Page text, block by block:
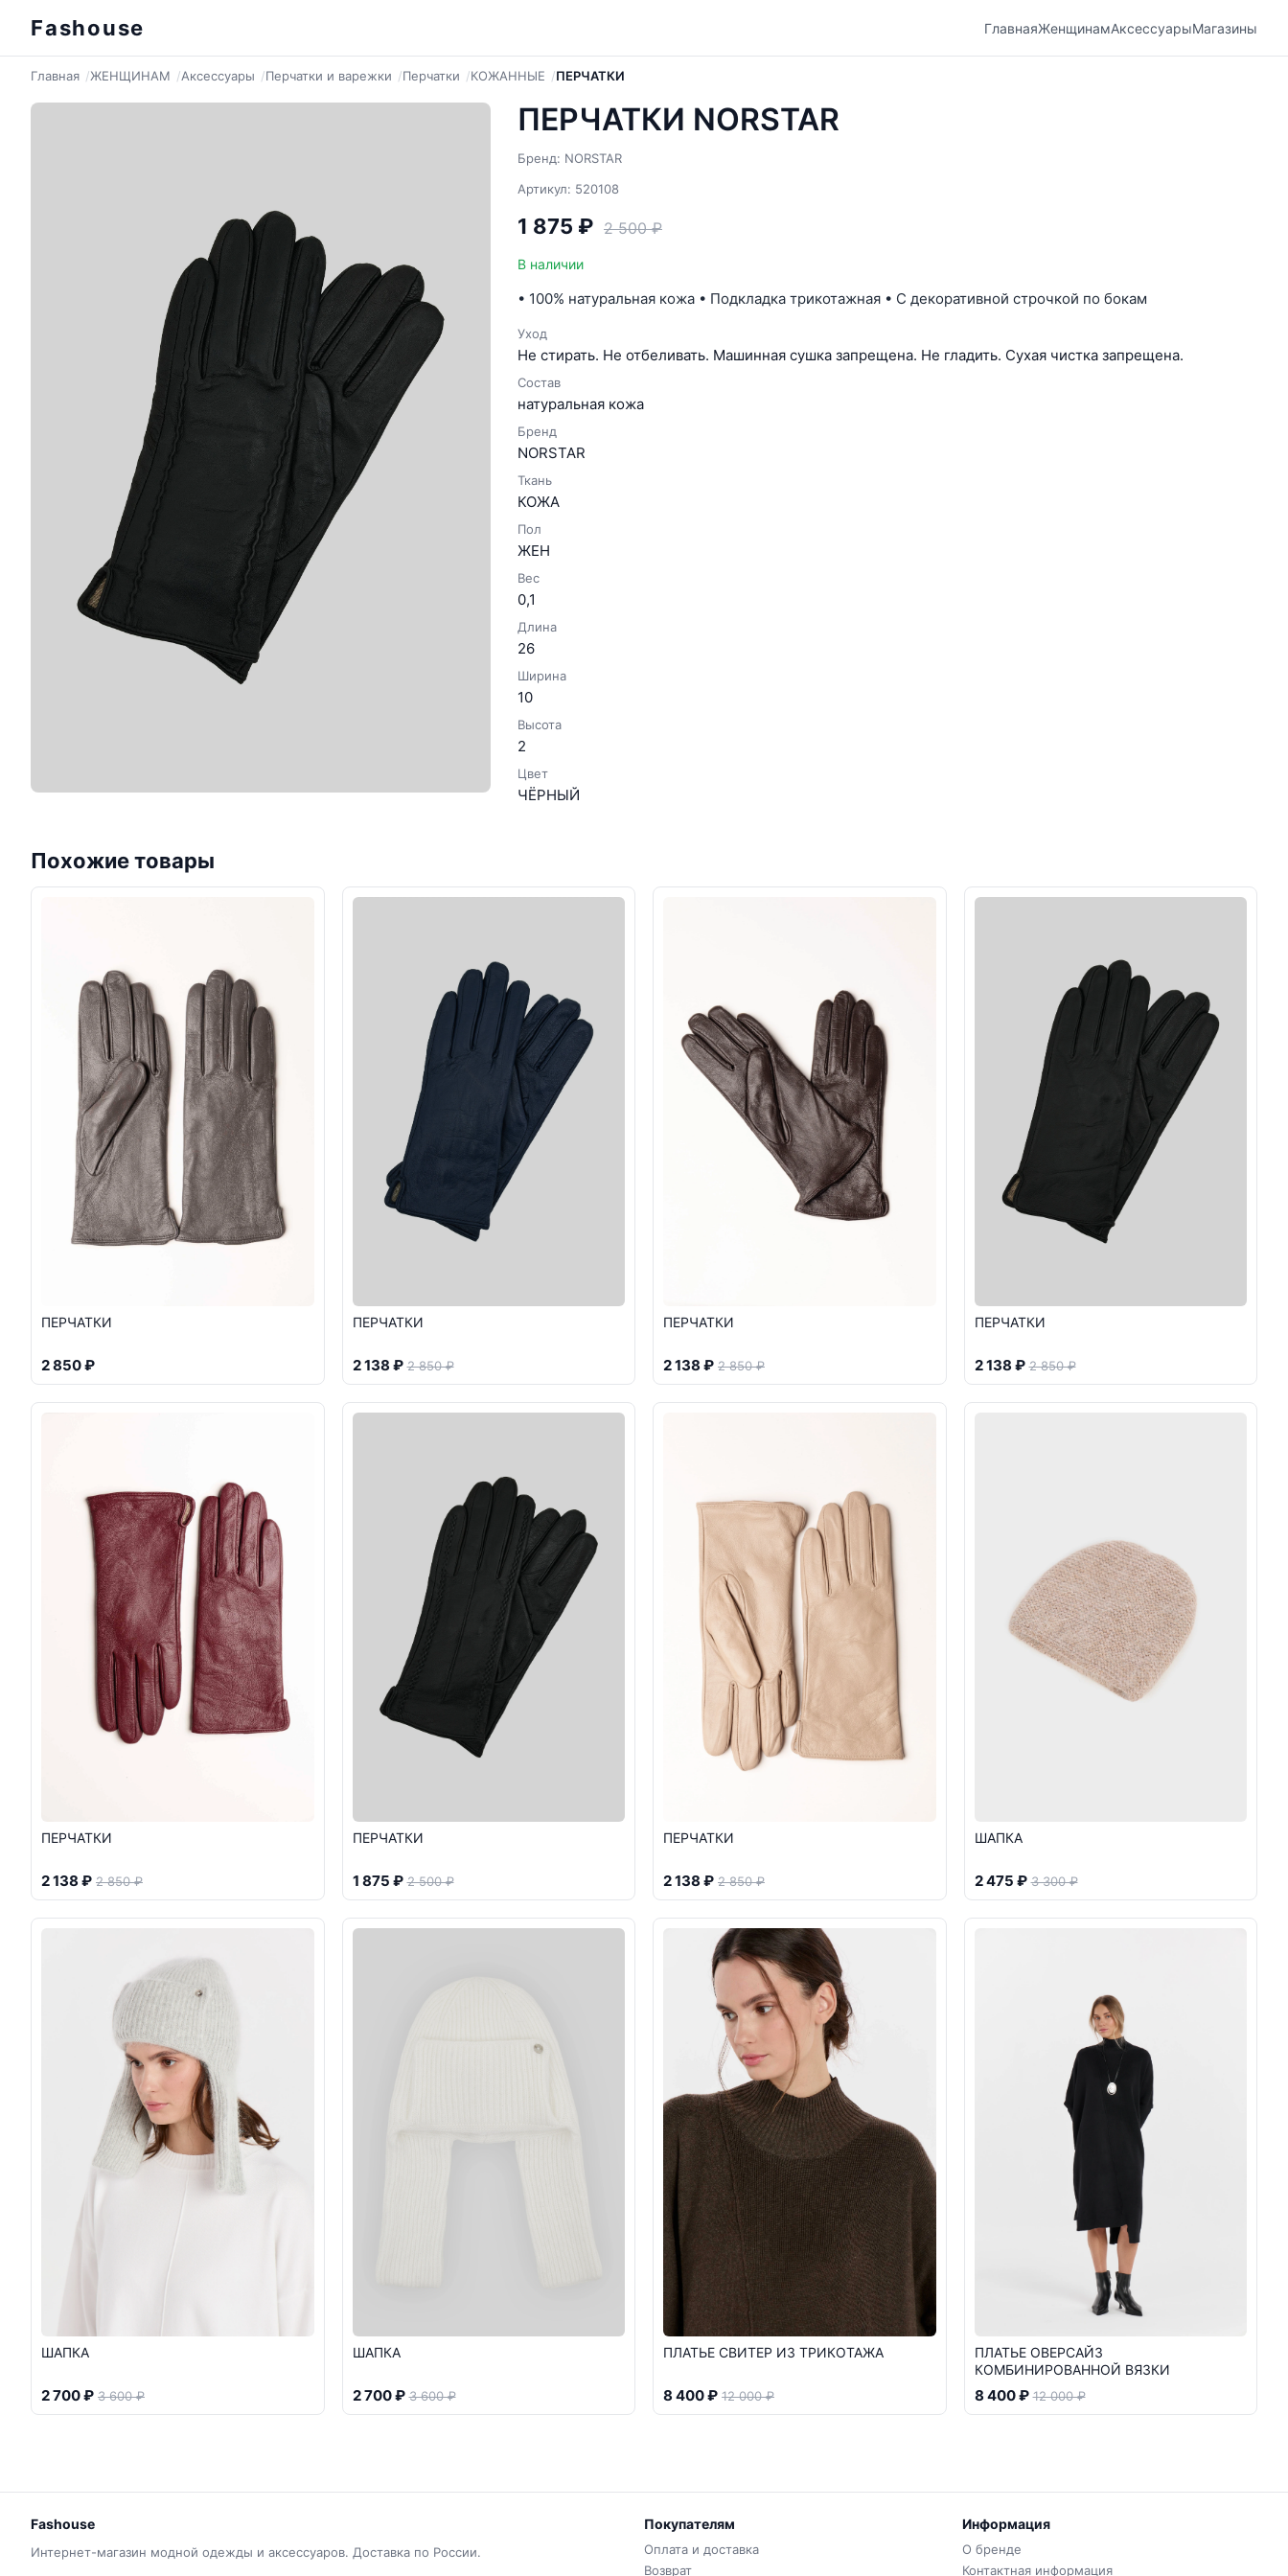
Fashouse ГлавнаяЖенщинамАксессуарыМагазины
Главная ЖЕНЩИНАМ Аксессуары Перчатки и варежки Перчатки КОЖАННЫЕ ПЕРЧАТКИ
ПЕРЧАТКИ NORSTAR
Бренд: NORSTAR
Артикул: 520108
1 875 ₽ 2 500 ₽
В наличии
• 100% натуральная кожа • Подкладка трикотажная • С декоративной строчкой по бокам
Уход
Не стирать. Не отбеливать. Машинная сушка запрещена. Не гладить. Сухая чистка запрещена.
Состав
натуральная кожа
Бренд
NORSTAR
Ткань
КОЖА
Пол
ЖЕН
Вес
0,1
Длина
26
Ширина
10
Высота
2
Цвет
ЧЁРНЫЙ
Похожие товары
ПЕРЧАТКИ
2 850 ₽
ПЕРЧАТКИ
2 138 ₽ 2 850 ₽
ПЕРЧАТКИ
2 138 ₽ 2 850 ₽
ПЕРЧАТКИ
2 138 ₽ 2 850 ₽
ПЕРЧАТКИ
2 138 ₽ 2 850 ₽
ПЕРЧАТКИ
1 875 ₽ 2 500 ₽
ПЕРЧАТКИ
2 138 ₽ 2 850 ₽
ШАПКА
2 475 ₽ 3 300 ₽
ШАПКА
2 700 ₽ 3 600 ₽
ШАПКА
2 700 ₽ 3 600 ₽
ПЛАТЬЕ СВИТЕР ИЗ ТРИКОТАЖА
8 400 ₽ 12 000 ₽
ПЛАТЬЕ ОВЕРСАЙЗ
КОМБИНИРОВАННОЙ ВЯЗКИ
8 400 ₽ 12 000 ₽
Fashouse
Интернет-магазин модной одежды и аксессуаров. Доставка по России.
Покупателям
Оплата и доставка
Возврат
Информация
О бренде
Контактная информация